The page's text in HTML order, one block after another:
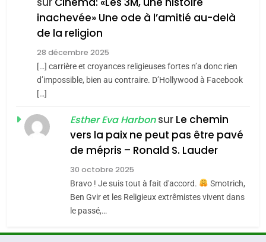
l’alliance pourrait
s’étendre à 13 pays
d’Amérique latine
ISRAÉL JUDAISME
2025, l’année la plus
meurtrière selon le
rapport d’ADL contre
l’antisémitisme
FRANCE ISRAÉL
FIÈRE, DIGNE ET RÉSILIENTE :
POURQUOI JE REVENDIQUE
inachevée» Une ode à l’amitié au-delà
de la religion
28 décembre 2025
[…] carrière et croyances religieuses fortes n’a donc rien
d’impossible, bien au contraire. D’Hollywood à Facebook
[…]
Esther Eva Harbonsur Le chemin
vers la paix ne peut pas être pavé
de mépris – Ronald S. Lauder
30 octobre 2025
Bravo ! Je suis tout à fait d'accord.
Smotrich,
Ben Gvir et les Religieux extrêmistes vivent dans
le passé,…
Jacques Hadida
JUDAISME
Maroc : Les amandes de
Azilal consacrés produits
du terroir
DAFINA MAROC
Oeil ravageur – Vanessa De
Loya Stauber
CINEMA ISRAÉL
«Tu dis génocide, je dis